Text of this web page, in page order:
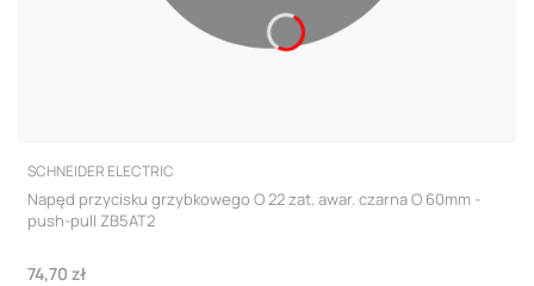
PRODUCENT
SCHNEIDER ELECTRIC
Napęd przycisku grzybkowego O 22 zat. awar. czarna O 60mm -
push-pull ZB5AT2
Cena
74,70 zł